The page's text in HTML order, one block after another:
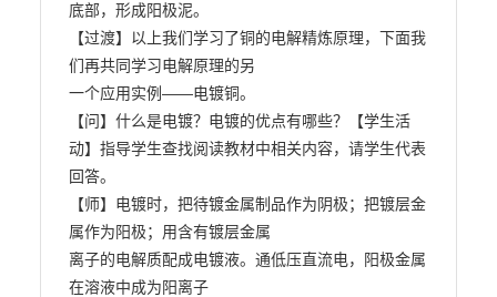
底部，形成阳极泥。
【过渡】以上我们学习了铜的电解精炼原理，下面我
们再共同学习电解原理的另
一个应用实例——电镀铜。
【问】什么是电镀？电镀的优点有哪些？【学生活
动】指导学生查找阅读教材中相关内容，请学生代表
回答。
【师】电镀时，把待镀金属制品作为阴极；把镀层金
属作为阳极；用含有镀层金属
离子的电解质配成电镀液。通低压直流电，阳极金属
在溶液中成为阳离子